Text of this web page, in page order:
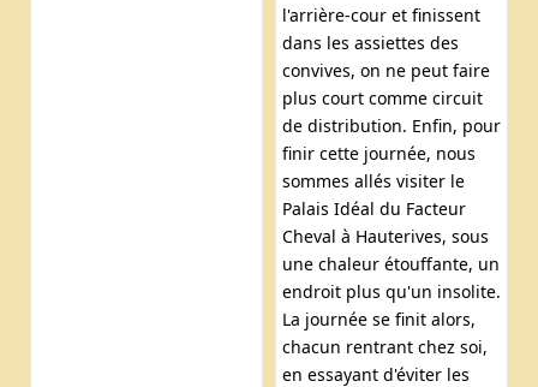
l'arrière-cour et finissent
dans les assiettes des
convives, on ne peut faire
plus court comme circuit
de distribution. Enfin, pour
finir cette journée, nous
sommes allés visiter le
Palais Idéal du Facteur
Cheval à Hauterives, sous
une chaleur étouffante, un
endroit plus qu'un insolite.
La journée se finit alors,
chacun rentrant chez soi,
en essayant d'éviter les